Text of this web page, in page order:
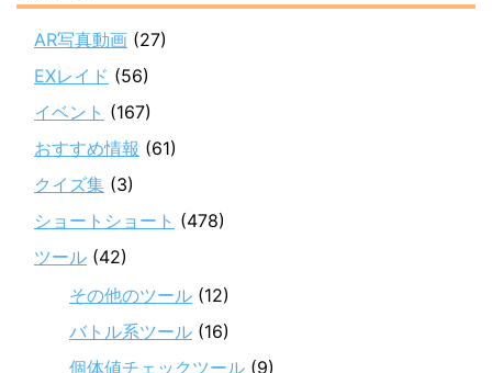
AR写真動画 (27)
EXレイド (56)
イベント (167)
おすすめ情報 (61)
クイズ集 (3)
ショートショート (478)
ツール (42)
その他のツール (12)
バトル系ツール (16)
個体値チェックツール (9)